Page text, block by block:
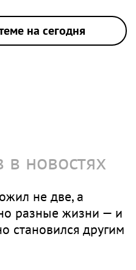
на сегодня
новостях
не две, а
разные жизни — и
становился другим